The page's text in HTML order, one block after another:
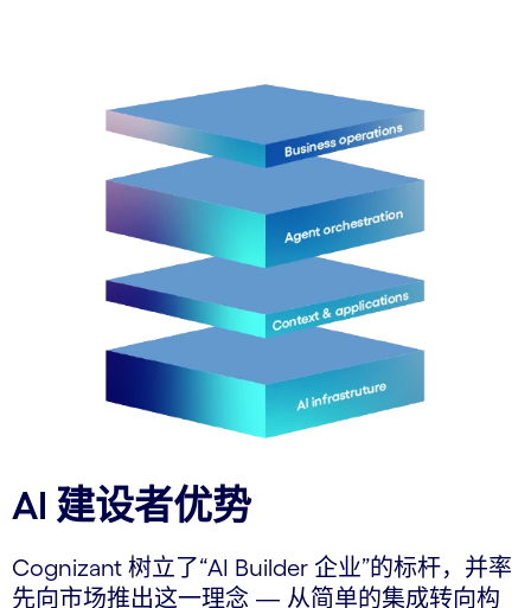
AI 建设者优势
Cognizant 树立了“AI Builder 企业”的标杆，并率
先向市场推出这一理念 — 从简单的集成转向构